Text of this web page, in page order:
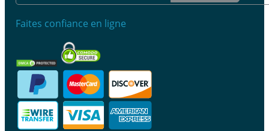
Faites confiance en ligne